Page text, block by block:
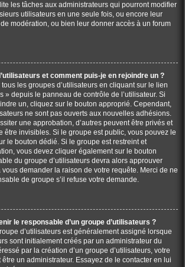
les tâches aux administrateurs qui pourront modifier
utilisateurs en une seule fois, ou encore leur
modération, ou bien leur donner accès à un forum
et comment puis-je en rejoindre un ?
les groupes d’utilisateurs en cliquant sur le lien
» depuis le panneau de contrôle de l’utilisateur. Si
un, cliquez sur le bouton approprié. Cependant,
ne sont pas ouverts aux nouvelles adhésions.
une approbation, d’autres peuvent être privés et
être invisibles. Si le groupe est public, vous pouvez le
le bouton dédié. Si le groupe est restreint et
vous devez cliquer également sur le bouton
du groupe d’utilisateurs devra alors approuver
demander la raison de votre requête. Merci de ne
de groupe s’il refuse votre demande.
le responsable d’un groupe d’utilisateurs ?
d’utilisateurs est généralement assigné lorsque
sont initialement créés par un administrateur du
par la création d’un groupe d’utilisateurs, votre
un administrateur. Essayez de le contacter en lui